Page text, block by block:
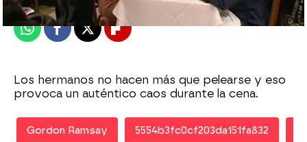
WhatsappFacebook
X Flipboard
Los hermanos no hacen más que pelearse y eso
provoca un auténtico caos durante la cena.
Gordon Ramsay 5554b3fc0cf203da151fa832